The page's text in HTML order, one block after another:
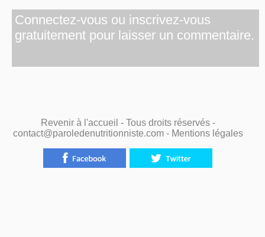
Connectez-vous ou inscrivez-vous
gratuitement pour laisser un commentaire.
Revenir à l'accueil - Tous droits réservés -
contact@paroledenutritionniste.com - Mentions légales